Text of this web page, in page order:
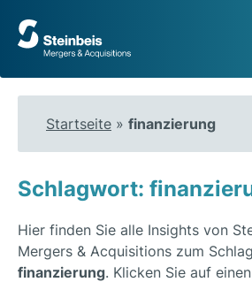
Zur
Startseite
Startseite » finanzierung
Schlagwort:
Hier finden Sie alle Insights von
Mergers & Acquisitions zum
finanzierung. Klicken Sie auf